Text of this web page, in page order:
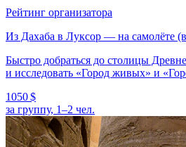
Рейтинг организатора
Из Дахаба в Луксор — на самолёте
Быстро добраться до столицы
и исследовать «Город живых» и
1050 $
за группу, 1–2 чел.